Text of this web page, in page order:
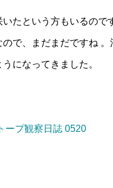
たという方もいるので
で、まだまだですね 。
になってきました。